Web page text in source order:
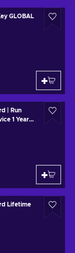
GLOBAL
| Run
1 Year
Lifetime